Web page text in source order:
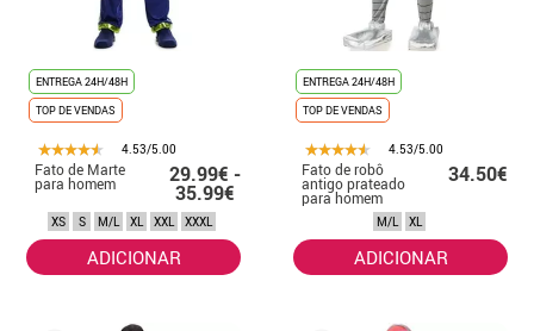
ENTREGA 24H/48H
TOP DE VENDAS
4.53/5.00
Fato de Marte
para homem 29.99€ -
35.99€
XS S M/L XL XXL XXXL
ADICIONAR
ENTREGA 24H/48H
TOP DE VENDAS
4.53/5.00
Fato de robô
antigo prateado
para homem
34.50€
M/L XL
ADICIONAR